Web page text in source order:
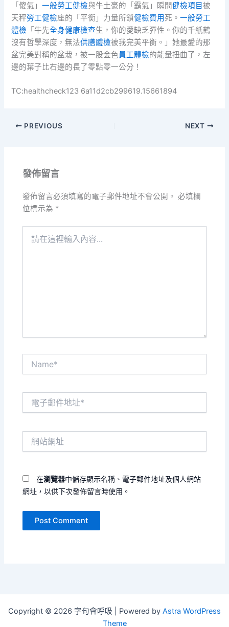
「傻氣」一般勞工健檢與牛土豪的「霸氣」瞬間健檢項目被
天秤勞工健檢座的「平衡」力量所鎖健檢費用死。一般勞工
體檢 「牛先全身健康檢查生，你的愛缺乏彈性。你的千紙鶴
沒有哲學深度，無法供膳體檢被我完美平衡。」她最愛的那
盆完美對稱的盆栽，被一股金色員工體檢的能量扭曲了，左
邊的葉子比右邊的長了零點零一公分！
TC:healthcheck123 6a11d2cb299619.15661894
PREVIOUS NEXT
發佈留言
發佈留言必須填寫的電子郵件地址不會公開。 必填欄
位標示為 *
在瀏覽器中儲存顯示名稱、電子郵件地址及個人網站
網址，以供下次發佈留言時使用。
Copyright © 2026 字句會呼吸 | Powered by Astra WordPress
Theme